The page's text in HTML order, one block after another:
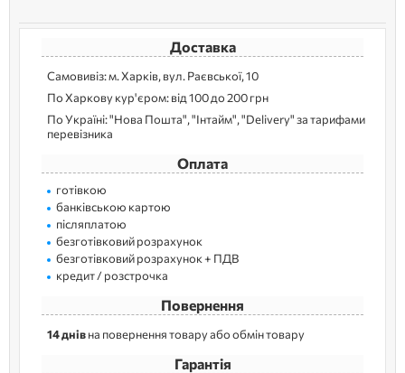
Доставка
Самовивіз: м. Харків, вул. Раєвської, 10
По Харкову кур'єром: від 100 до 200 грн
По Україні: "Нова Пошта", "Інтайм", "Delivery" за тарифами
перевізника
Оплата
готівкою
банківською картою
післяплатою
безготівковий розрахунок
безготівковий розрахунок + ПДВ
кредит / розстрочка
Повернення
14 днівна повернення товару або обмін товару
Гарантія